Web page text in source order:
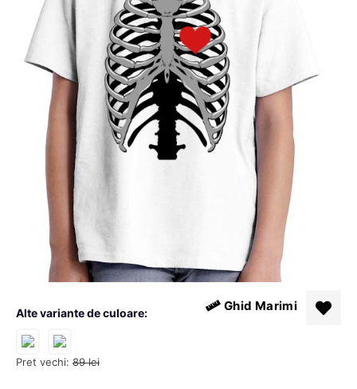
Pret vechi: 89 lei
Alte variante de culoare: Ghid Marimi